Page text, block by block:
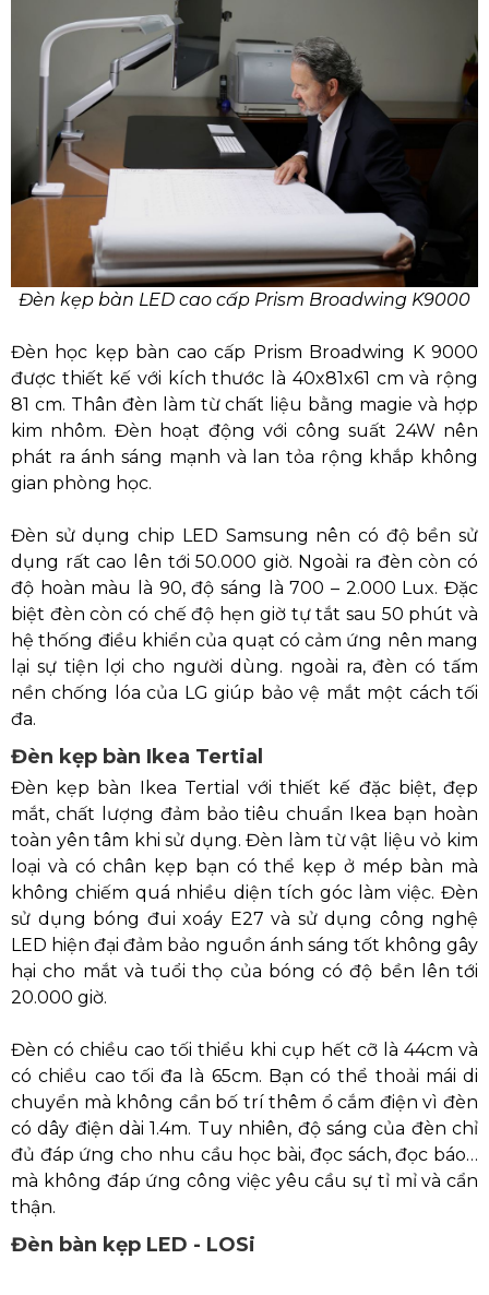
Đèn kẹp bàn LED cao cấp Prism Broadwing K9000
Đèn học kẹp bàn cao cấp Prism Broadwing K 9000
được thiết kế với kích thước là 40x81x61 cm và rộng
81 cm. Thân đèn làm từ chất liệu bằng magie và hợp
kim nhôm. Đèn hoạt động với công suất 24W nên
phát ra ánh sáng mạnh và lan tỏa rộng khắp không
gian phòng học.
Đèn sử dụng chip LED Samsung nên có độ bền sử
dụng rất cao lên tới 50.000 giờ. Ngoài ra đèn còn có
độ hoàn màu là 90, độ sáng là 700 – 2.000 Lux. Đặc
biệt đèn còn có chế độ hẹn giờ tự tắt sau 50 phút và
hệ thống điều khiển của quạt có cảm ứng nên mang
lại sự tiện lợi cho người dùng. ngoài ra, đèn có tấm
nền chống lóa của LG giúp bảo vệ mắt một cách tối
đa.
Đèn kẹp bàn Ikea Tertial
Đèn kẹp bàn Ikea Tertial với thiết kế đặc biệt, đẹp
mắt, chất lượng đảm bảo tiêu chuẩn Ikea bạn hoàn
toàn yên tâm khi sử dụng. Đèn làm từ vật liệu vỏ kim
loại và có chân kẹp bạn có thể kẹp ở mép bàn mà
không chiếm quá nhiều diện tích góc làm việc. Đèn
sử dụng bóng đui xoáy E27 và sử dụng công nghệ
LED hiện đại đảm bảo nguồn ánh sáng tốt không gây
hại cho mắt và tuổi thọ của bóng có độ bền lên tới
20.000 giờ.
Đèn có chiều cao tối thiểu khi cụp hết cỡ là 44cm và
có chiều cao tối đa là 65cm. Bạn có thể thoải mái di
chuyển mà không cần bố trí thêm ổ cắm điện vì đèn
có dây điện dài 1.4m. Tuy nhiên, độ sáng của đèn chỉ
đủ đáp ứng cho nhu cầu học bài, đọc sách, đọc báo…
mà không đáp ứng công việc yêu cầu sự tỉ mỉ và cẩn
thận.
Đèn bàn kẹp LED - LOSi